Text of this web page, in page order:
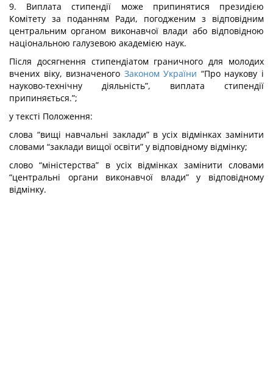
9. Виплата стипендії може припинятися президією
Комітету за поданням Ради, погодженим з відповідним
центральним органом виконавчої влади або відповідною
національною галузевою академією наук.
Після досягнення стипендіатом граничного для молодих
вчених віку, визначеного Законом України “Про наукову і
науково-технічну діяльність”, виплата стипендії
припиняється.”;
у тексті Положення:
слова “вищі навчальні заклади” в усіх відмінках замінити
словами “заклади вищої освіти” у відповідному відмінку;
слово “міністерства” в усіх відмінках замінити словами
“центральні органи виконавчої влади” у відповідному
відмінку.